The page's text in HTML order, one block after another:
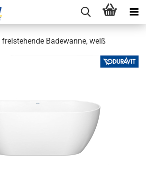
Ba­de­wan­ne, weiß